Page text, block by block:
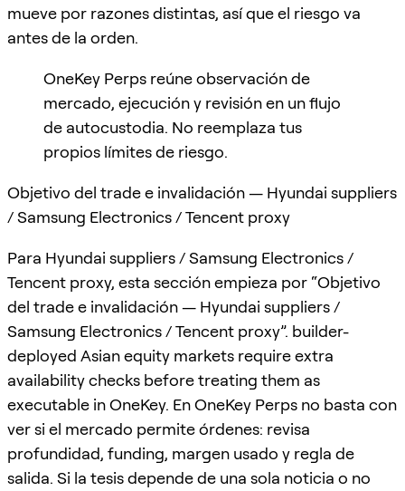
mueve por razones distintas, así que el riesgo va
antes de la orden.
OneKey Perps reúne observación de
mercado, ejecución y revisión en un flujo
de autocustodia. No reemplaza tus
propios límites de riesgo.
Objetivo del trade e invalidación — Hyundai suppliers
/ Samsung Electronics / Tencent proxy
Para Hyundai suppliers / Samsung Electronics /
Tencent proxy, esta sección empieza por “Objetivo
del trade e invalidación — Hyundai suppliers /
Samsung Electronics / Tencent proxy”. builder-
deployed Asian equity markets require extra
availability checks before treating them as
executable in OneKey. En OneKey Perps no basta con
ver si el mercado permite órdenes: revisa
profundidad, funding, margen usado y regla de
salida. Si la tesis depende de una sola noticia o no